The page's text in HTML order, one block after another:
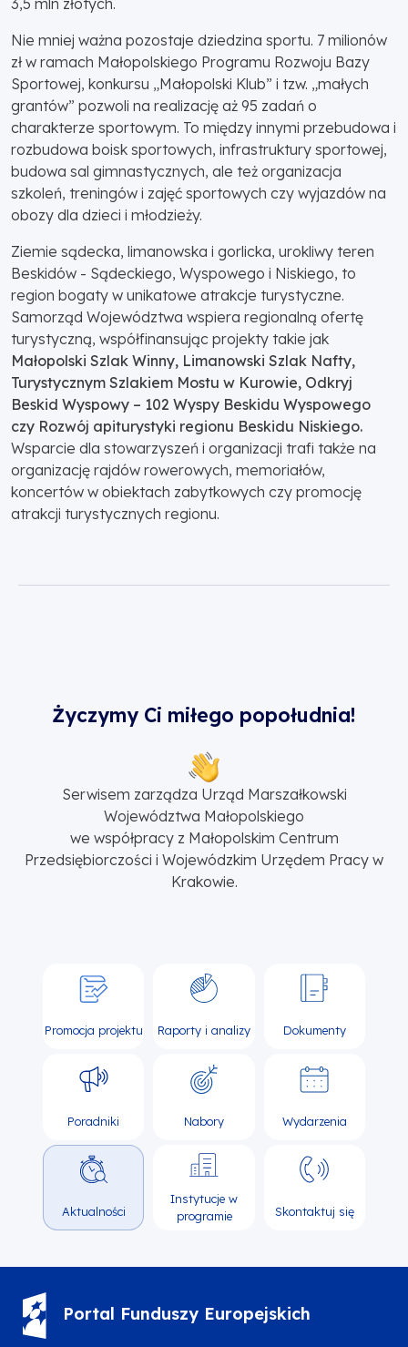
3,5 mln złotych.
Nie mniej ważna pozostaje dziedzina sportu. 7 milionów
zł w ramach Małopolskiego Programu Rozwoju Bazy
Sportowej, konkursu „Małopolski Klub” i tzw. „małych
grantów” pozwoli na realizację aż 95 zadań o
charakterze sportowym. To między innymi przebudowa i
rozbudowa boisk sportowych, infrastruktury sportowej,
budowa sal gimnastycznych, ale też organizacja
szkoleń, treningów i zajęć sportowych czy wyjazdów na
obozy dla dzieci i młodzieży.
Ziemie sądecka, limanowska i gorlicka, urokliwy teren
Beskidów - Sądeckiego, Wyspowego i Niskiego, to
region bogaty w unikatowe atrakcje turystyczne.
Samorząd Województwa wspiera regionalną ofertę
turystyczną, współfinansując projekty takie jak
Małopolski Szlak Winny, Limanowski Szlak Nafty,
Turystycznym Szlakiem Mostu w Kurowie, Odkryj
Beskid Wyspowy – 102 Wyspy Beskidu Wyspowego
czy Rozwój apiturystyki regionu Beskidu Niskiego.
Wsparcie dla stowarzyszeń i organizacji trafi także na
organizację rajdów rowerowych, memoriałów,
koncertów w obiektach zabytkowych czy promocję
atrakcji turystycznych regionu.
Życzymy Ci miłego popołudnia!
Serwisem zarządza Urząd Marszałkowski
Województwa Małopolskiego
we współpracy z Małopolskim Centrum
Przedsiębiorczości i Wojewódzkim Urzędem Pracy w
Krakowie.
Promocja projektu Raporty i analizy Dokumenty
Poradniki Nabory Wydarzenia
Aktualności
Instytucje w
programie
Skontaktuj się
Portal Funduszy Europejskich